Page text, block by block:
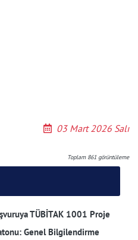
03 Mart 2026 Salı
Toplam 861 görüntüleme
TÜBİTAK 1001 Proje
Genel Bilgilendirme